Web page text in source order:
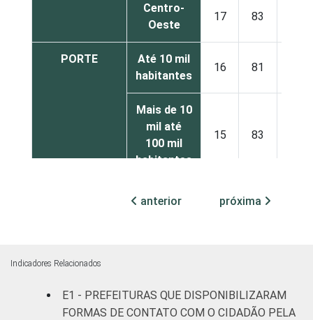
Centro-
Oeste
17 83
PORTE
Até 10 mil
habitantes
16 81
Mais de 10
mil até
100 mil
habitantes
15 83
Mais de
Mais de
500 mil
21 74
anterior próxima
Indicadores Relacionados
E1 - PREFEITURAS QUE DISPONIBILIZARAM
FORMAS DE CONTATO COM O CIDADÃO PELA